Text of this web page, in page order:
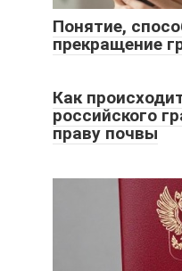
Понятие,
прекращение
Как
российского
праву почвы